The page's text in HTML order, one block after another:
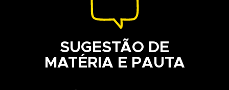
SUGESTÃO DE
MATÉRIA E PAUTA